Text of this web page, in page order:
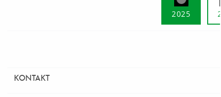
2025
KONTAKT